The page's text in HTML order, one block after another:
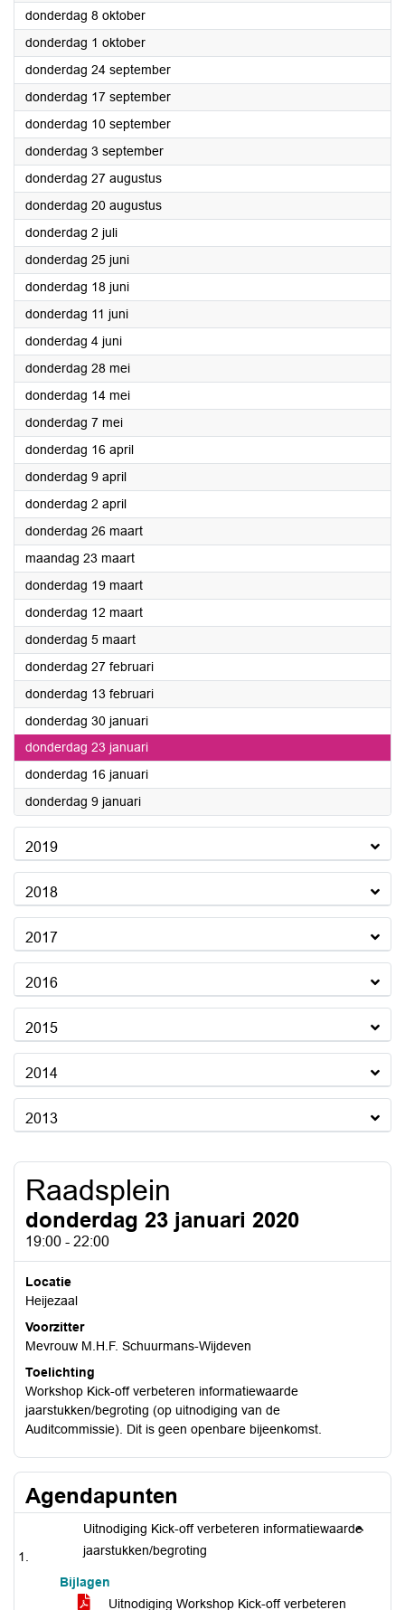
donderdag 8 oktober2020
donderdag 1 oktober2020
donderdag 24 september2020
donderdag 17 september2020
donderdag 10 september2020
donderdag 3 september2020
donderdag 27 augustus2020
donderdag 20 augustus2020
donderdag 2 juli2020
donderdag 25 juni2020
donderdag 18 juni2020
donderdag 11 juni2020
donderdag 4 juni2020
donderdag 28 mei2020
donderdag 14 mei2020
donderdag 7 mei2020
donderdag 16 april2020
donderdag 9 april2020
donderdag 2 april2020
donderdag 26 maart2020
maandag 23 maart2020
donderdag 19 maart2020
donderdag 12 maart2020
donderdag 5 maart2020
donderdag 27 februari2020
donderdag 13 februari2020
donderdag 30 januari2020
donderdag 23 januari2020
donderdag 16 januari2020
donderdag 9 januari2020
2019
2018
2017
2016
2015
2014
2013
Raadsplein
donderdag 23 januari 2020
19:00 - 22:00
Locatie
Heijezaal
Voorzitter
Mevrouw M.H.F. Schuurmans-Wijdeven
Toelichting
Workshop Kick-off verbeteren informatiewaarde
jaarstukken/begroting (op uitnodiging van de
Auditcommissie). Dit is geen openbare bijeenkomst.
Agendapunten
Uitnodiging Kick-off verbeteren informatiewaarde
jaarstukken/begroting
Bijlagen
Uitnodiging Workshop Kick-off verbeteren